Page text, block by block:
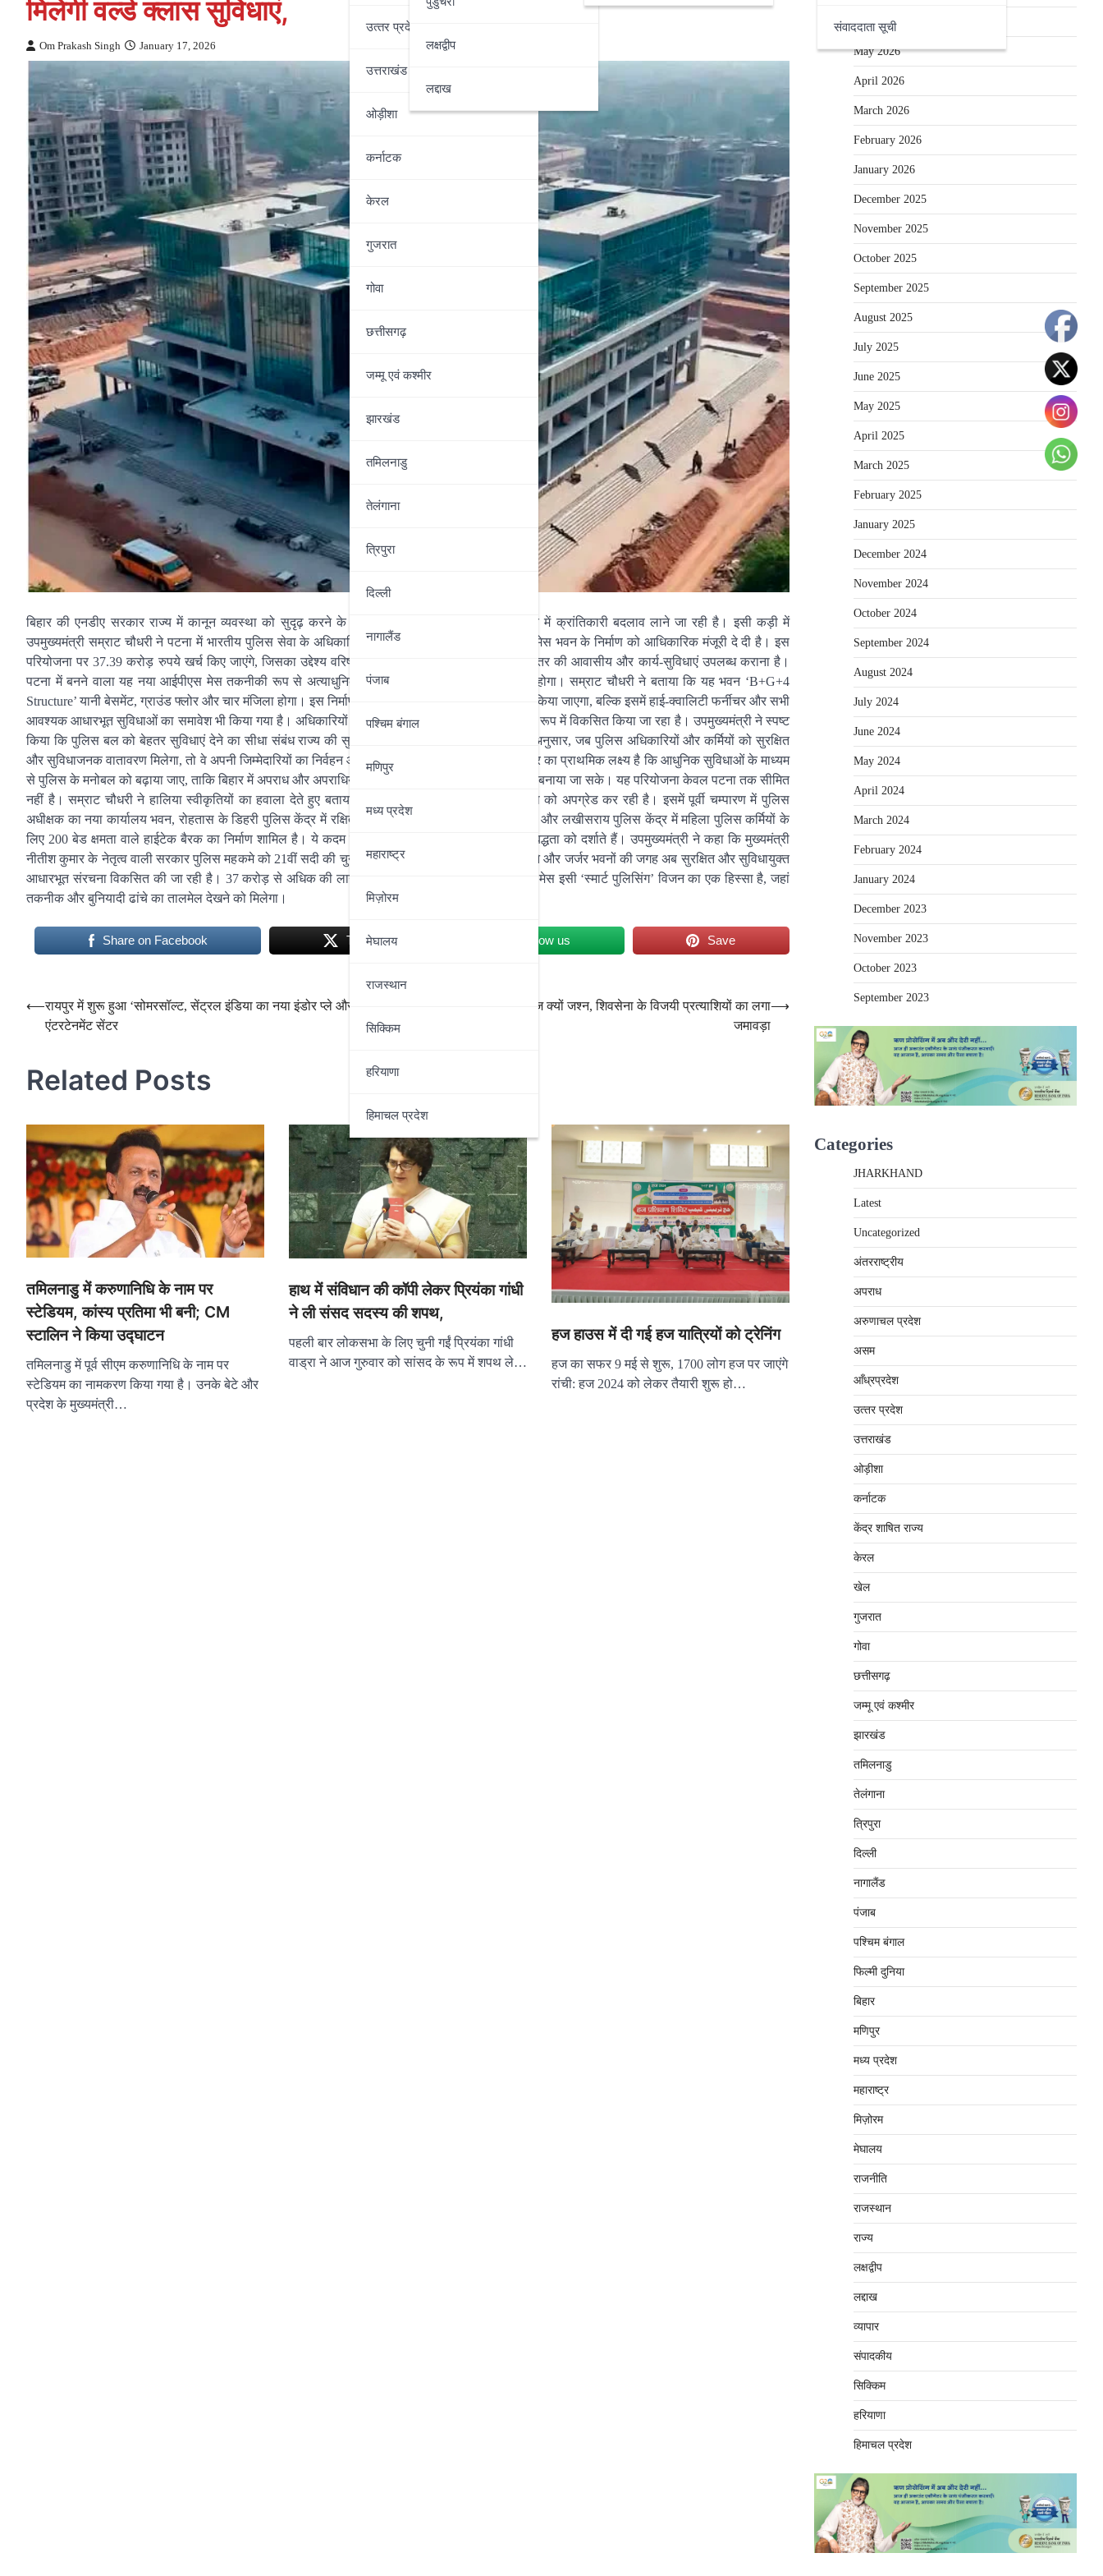
उत्‍तर प्रदेश
उत्तराखंड
ओड़ीशा
कर्नाटक
केरल
गुजरात
गोवा
छत्तीसगढ़
जम्‍मू एवं कश्‍मीर
झारखंड
तमिलनाडु
तेलंगाना
त्रिपुरा
दिल्‍ली
नागालैंड
पंजाब
पश्चिम बंगाल
मणिपुर
मध्‍य प्रदेश
महाराष्‍ट्र
मिज़ोरम
मेघालय
राजस्थान
सिक्किम
हरियाणा
हिमाचल प्रदेश
लक्षद्वीप
लद्दाख
संवाददाता सूची
मिलेगी वर्ल्ड क्लास सुविधाएं,
Om Prakash Singh January 17, 2026
बिहार की एनडीए सरकार राज्य में कानून व्यवस्था को सुदृढ़ करने के लिए अब पुलिस महकमे के बुनियादी ढांचे में क्रांतिकारी बदलाव लाने जा रही है। इसी कड़ी में
उपमुख्यमंत्री सम्राट चौधरी ने पटना में भारतीय पुलिस सेवा के अधिकारियों के लिए एक बेहद आधुनिक और भव्य मेस भवन के निर्माण को आधिकारिक मंजूरी दे दी है। इस
परियोजना पर 37.39 करोड़ रुपये खर्च किए जाएंगे, जिसका उद्देश्य वरिष्ठ पुलिस अधिकारियों को अंतरराष्ट्रीय स्तर की आवासीय और कार्य-सुविधाएं उपलब्ध कराना है।
पटना में बनने वाला यह नया आईपीएस मेस तकनीकी रूप से अत्याधुनिक और संरचनात्मक रूप से बेहद मजबूत होगा। सम्राट चौधरी ने बताया कि यह भवन ‘B+G+4
Structure’ यानी बेसमेंट, ग्राउंड फ्लोर और चार मंजिला होगा। इस निर्माण कार्य में न केवल इमारत का ढांचा तैयार किया जाएगा, बल्कि इसमें हाई-क्वालिटी फर्नीचर और सभी
आवश्यक आधारभूत सुविधाओं का समावेश भी किया गया है। अधिकारियों के लिए इसे एक कार्य-सह-निवास केंद्र के रूप में विकसित किया जा रहा है। उपमुख्यमंत्री ने स्पष्ट
किया कि पुलिस बल को बेहतर सुविधाएं देने का सीधा संबंध राज्य की सुरक्षा और शांति से है। सम्राट चौधरी के अनुसार, जब पुलिस अधिकारियों और कर्मियों को सुरक्षित
और सुविधाजनक वातावरण मिलेगा, तो वे अपनी जिम्मेदारियों का निर्वहन और अधिक कुशलता से कर पाएंगे। सरकार का प्राथमिक लक्ष्य है कि आधुनिक सुविधाओं के माध्यम
से पुलिस के मनोबल को बढ़ाया जाए, ताकि बिहार में अपराध और अपराधियों के खिलाफ कार्रवाई को और भी प्रभावी बनाया जा सके। यह परियोजना केवल पटना तक सीमित
नहीं है। सम्राट चौधरी ने हालिया स्वीकृतियों का हवाला देते हुए बताया कि सरकार पूरे बिहार में पुलिस व्यवस्था को अपग्रेड कर रही है। इसमें पूर्वी चम्पारण में पुलिस
अधीक्षक का नया कार्यालय भवन, रोहतास के डिहरी पुलिस केंद्र में रक्षित कार्यालय एवं आधुनिक शस्त्रागार भवन, और लखीसराय पुलिस केंद्र में महिला पुलिस कर्मियों के
लिए 200 बेड क्षमता वाले हाईटेक बैरक का निर्माण शामिल है। ये कदम पुलिस सुधारों के प्रति सरकार की प्रतिबद्धता को दर्शाते हैं। उपमुख्यमंत्री ने कहा कि मुख्यमंत्री
नीतीश कुमार के नेतृत्व वाली सरकार पुलिस महकमे को 21वीं सदी की चुनौतियों के अनुरूप तैयार कर रही है। पुराने और जर्जर भवनों की जगह अब सुरक्षित और सुविधायुक्त
आधारभूत संरचना विकसित की जा रही है। 37 करोड़ से अधिक की लागत से बनने वाला पटना का यह आईपीएस मेस इसी ‘स्मार्ट पुलिसिंग’ विजन का एक हिस्सा है, जहां
तकनीक और बुनियादी ढांचे का तालमेल देखने को मिलेगा।
Share on Facebook Tweet Follow us Save
Post
navigation
⟵रायपुर में शुरू हुआ ‘सोमरसॉल्ट, सेंट्रल इंडिया का नया इंडोर प्ले और फैमिली
एंटरटेनमेंट सेंटर
हार के बाद मातोश्री में आज क्‍यों जश्‍न, शिवसेना के विजयी प्रत्याशियों का लगा
जमावड़ा
⟶
Related Posts
तमिलनाडु में करुणानिधि के नाम पर
स्टेडियम, कांस्य प्रतिमा भी बनी; CM
स्टालिन ने किया उद्घाटन
तमिलनाडु में पूर्व सीएम करुणानिधि के नाम पर
स्टेडियम का नामकरण किया गया है। उनके बेटे और
प्रदेश के मुख्यमंत्री…
हाथ में संविधान की कॉपी लेकर प्रियंका गांधी
ने ली संसद सदस्य की शपथ,
पहली बार लोकसभा के लिए चुनी गईं प्रियंका गांधी
वाड्रा ने आज गुरुवार को सांसद के रूप में शपथ ले…
हज हाउस में दी गई हज यात्रियों को ट्रेनिंग
हज का सफर 9 मई से शुरू, 1700 लोग हज पर जाएंगे
रांची: हज 2024 को लेकर तैयारी शुरू हो…
June 2026
May 2026
April 2026
March 2026
February 2026
January 2026
December 2025
November 2025
October 2025
September 2025
August 2025
July 2025
June 2025
May 2025
April 2025
March 2025
February 2025
January 2025
December 2024
November 2024
October 2024
September 2024
August 2024
July 2024
June 2024
May 2024
April 2024
March 2024
February 2024
January 2024
December 2023
November 2023
October 2023
September 2023
Categories
JHARKHAND
Latest
Uncategorized
अंतरराष्‍ट्रीय
अपराध
अरुणाचल प्रदेश
असम
आँध्रप्रदेश
उत्‍तर प्रदेश
उत्तराखंड
ओड़ीशा
कर्नाटक
केंद्र शाषित राज्य
केरल
खेल
गुजरात
गोवा
छत्तीसगढ़
जम्‍मू एवं कश्‍मीर
झारखंड
तमिलनाडु
तेलंगाना
त्रिपुरा
दिल्‍ली
नागालैंड
पंजाब
पश्चिम बंगाल
फिल्मी दुनिया
बिहार
मणिपुर
मध्‍य प्रदेश
महाराष्‍ट्र
मिज़ोरम
मेघालय
राजनीति
राजस्थान
राज्य
लक्षद्वीप
लद्दाख
व्यापार
संपादकीय
सिक्किम
हरियाणा
हिमाचल प्रदेश